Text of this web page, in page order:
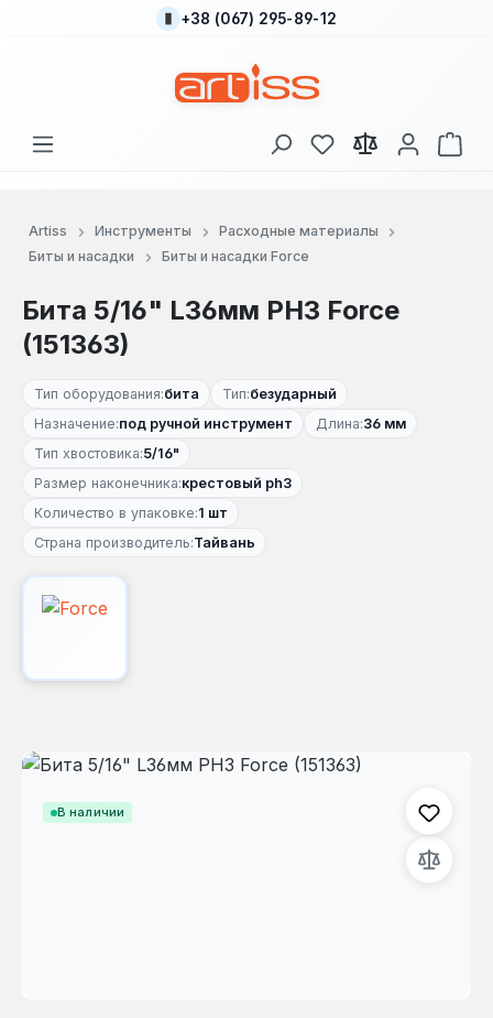
Перейти к основному содержанию
+38 (067) 295-89-12
У вас есть товары
В
Artiss Инструменты
Расходные материалы
Биты и насадки
Биты и насадки Force
Бита 5/16" L36мм PH3 Force
(151363)
Тип оборудования:бита Тип:безударный
Назначение:под ручной инструмент Длина:36 мм
Тип хвостовика:5/16"
Размер наконечника:крестовый ph3
Количество в упаковке:1 шт
Страна производитель:Тайвань
В наличии
Пропустить галерею изображений